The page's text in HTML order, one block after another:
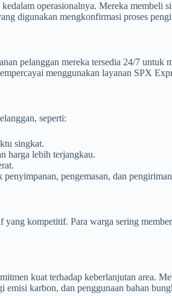
operasionalnya. Mereka membeli
digunakan mengkonfirmasi proses
pelanggan mereka tersedia 24/7
menggunakan layanan SPX
seperti:
singkat.
harga lebih terjangkau.
pengemasan, dan
kompetitif. Para warga sering
kuat terhadap keberlanjutan area.
karbon, dan penggunaan bahan